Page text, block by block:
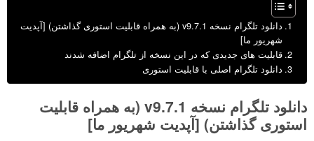
دانلود تلگرام نسخه v9.7.1 (به همراه قابلیت استوری گذاشتن) [آپدیت
شهریور ما]
قابلیت های جدیدی که در این نسخه از تلگرام اضافه شدند
دانلود تلگرام اصلی با قابلیت استوری
دانلود تلگرام نسخه v9.7.1 (به همراه قابلیت
استوری گذاشتن) [آپدیت شهریور ما]